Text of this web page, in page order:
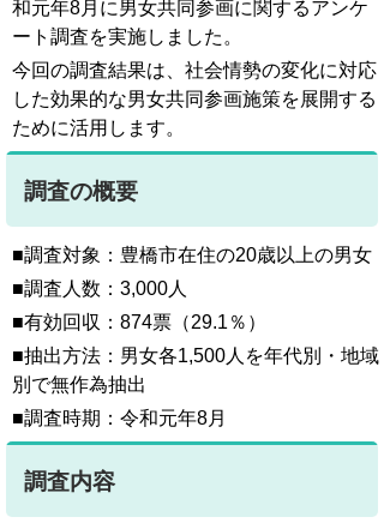
和元年8月に男女共同参画に関するアンケ
ート調査を実施しました。
今回の調査結果は、社会情勢の変化に対応
した効果的な男女共同参画施策を展開する
ために活用します。
調査の概要
■調査対象：豊橋市在住の20歳以上の男女
■調査人数：3,000人
■有効回収：874票（29.1％）
■抽出方法：男女各1,500人を年代別・地域
別で無作為抽出
■調査時期：令和元年8月
調査内容